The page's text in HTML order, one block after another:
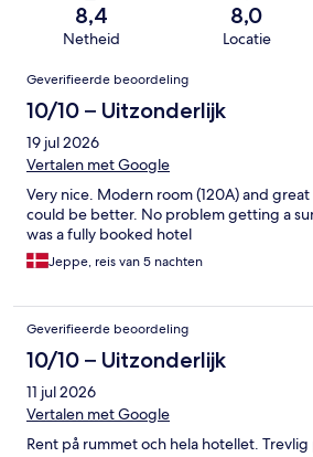
8,4
Netheid
8,0
Locatie
Beoordelingen
Geverifieerde beoordeling
10/10 – Uitzonderlijk
19 jul 2026
Vertalen met Google
Very nice. Modern room (120A) and
could be better. No problem getting a
was a fully booked hotel
Jeppe, reis van 5 nachten
Geverifieerde beoordeling
10/10 – Uitzonderlijk
11 jul 2026
Vertalen met Google
Rent på rummet och hela hotellet. Trevlig